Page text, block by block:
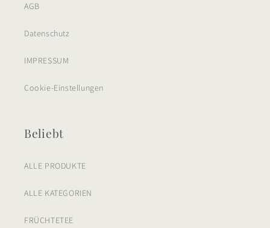
AGB
Datenschutz
IMPRESSUM
Cookie-Einstellungen
Beliebt
ALLE PRODUKTE
ALLE KATEGORIEN
FRÜCHTETEE